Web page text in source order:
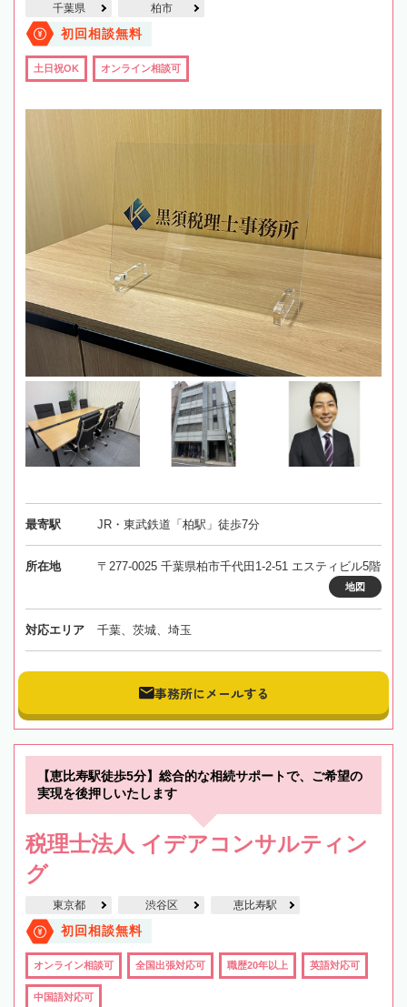
千葉県 柏市
初回相談無料
土日祝OK オンライン相談可
最寄駅 JR・東武鉄道「柏駅」徒歩7分
所在地 〒277-0025 千葉県柏市千代田1-2-51 エスティビル5階
地図
対応エリア 千葉、茨城、埼玉
事務所にメールする
【恵比寿駅徒歩5分】総合的な相続サポートで、ご希望の
実現を後押しいたします
税理士法人 イデアコンサルティン
グ
東京都 渋谷区 恵比寿駅
初回相談無料
オンライン相談可 全国出張対応可 職歴20年以上 英語対応可
中国語対応可